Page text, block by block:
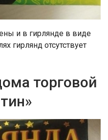
и в гирлянде в виде
гирлянд отсутствует
торговой